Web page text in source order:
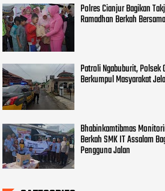
Polres Cianjur Bagikan
Ramadhan Berkah
Patroli Ngabuburit,
Berkumpul Masyarakat
Bhabinkamtibmas
Berkah SMK IT Assalam
Pengguna Jalan